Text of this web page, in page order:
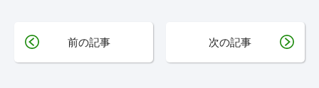
前の記事 次の記事